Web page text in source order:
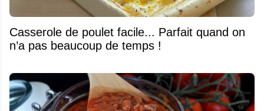
Casserole de poulet facile... Parfait quand on
n’a pas beaucoup de temps !